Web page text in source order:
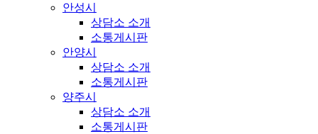
안성시
상담소 소개
소통게시판
안양시
상담소 소개
소통게시판
양주시
상담소 소개
소통게시판